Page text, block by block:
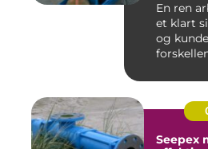
En ren
et klart
og
Seepex